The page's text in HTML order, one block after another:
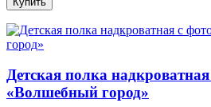
Детская полка
«Волшебный город»